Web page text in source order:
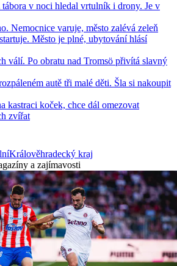
v noci hledal vrtulník i drony. Je v
Nemocnice varuje, město zalévá zeleň
Město je plné, ubytování hlásí
válí. Po obratu nad Tromsö přivítá slavný
autě tři malé děti. Šla si nakoupit
kastraci koček, chce dál omezovat
zvířat
Králověhradecký kraj
a zajímavosti